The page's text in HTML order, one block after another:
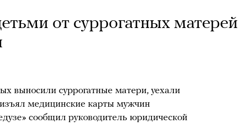
от суррогатных матерей
выносили суррогатные матери, уехали
медицинские карты мужчин
сообщил руководитель юридической